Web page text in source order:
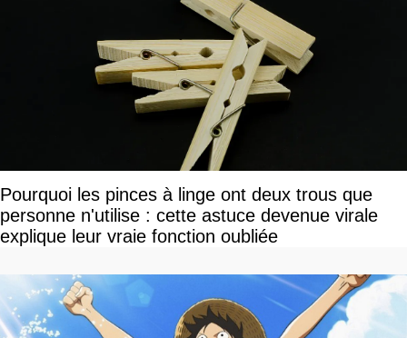
Pourquoi les pinces à linge ont deux trous que
personne n'utilise : cette astuce devenue virale
explique leur vraie fonction oubliée